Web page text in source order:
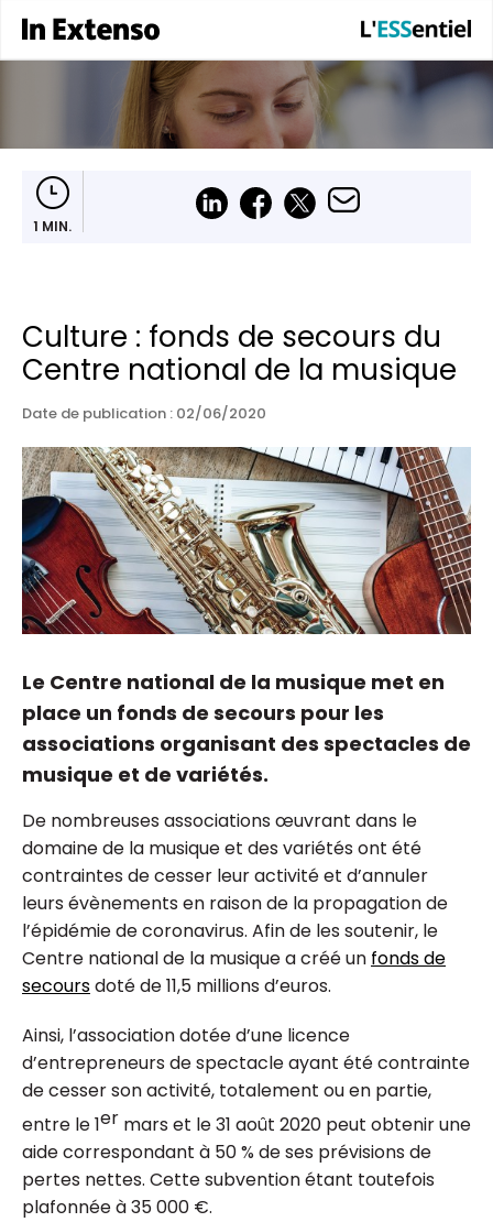
1 MIN.
Culture : fonds de secours du
Centre national de la musique
Date de publication : 02/06/2020
Le Centre national de la musique met en
place un fonds de secours pour les
associations organisant des spectacles de
musique et de variétés.
De nombreuses associations œuvrant dans le
domaine de la musique et des variétés ont été
contraintes de cesser leur activité et d’annuler
leurs évènements en raison de la propagation de
l’épidémie de coronavirus. Afin de les soutenir, le
Centre national de la musique a créé un fonds de
secoursdoté de 11,5 millions d’euros.
Ainsi, l’association dotée d’une licence
d’entrepreneurs de spectacle ayant été contrainte
de cesser son activité, totalement ou en partie,
entre le 1er mars et le 31 août 2020 peut obtenir une
aide correspondant à 50 % de ses prévisions de
pertes nettes. Cette subvention étant toutefois
plafonnée à 35 000 €.